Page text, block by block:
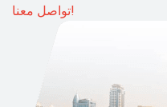
تواصل معنا!